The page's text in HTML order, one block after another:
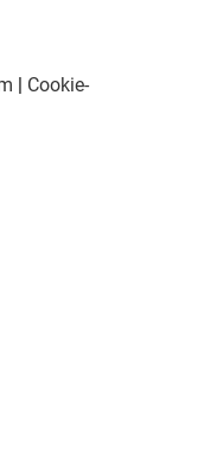
Cookie-